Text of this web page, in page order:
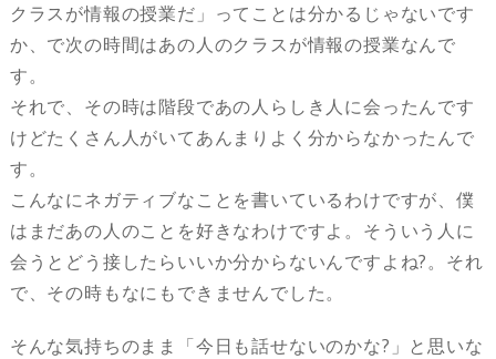
クラスが情報の授業だ」ってことは分かるじゃないです
か、で次の時間はあの人のクラスが情報の授業なんで
す。
それで、その時は階段であの人らしき人に会ったんです
けどたくさん人がいてあんまりよく分からなかったんで
す。
こんなにネガティブなことを書いているわけですが、僕
はまだあの人のことを好きなわけですよ。そういう人に
会うとどう接したらいいか分からないんですよね?。それ
で、その時もなにもできませんでした。
そんな気持ちのまま「今日も話せないのかな?」と思いな